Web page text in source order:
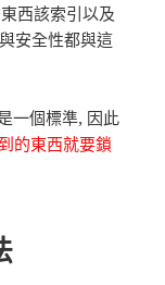
西該索引以及
安全性都與這
一個標準, 因此
的東西就要鎖